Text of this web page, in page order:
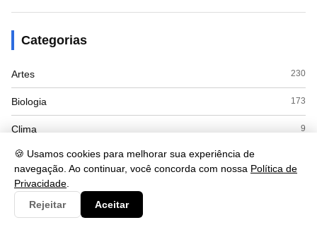
🍪 Usamos cookies para melhorar sua experiência de
navegação. Ao continuar, você concorda com nossa Política de
Privacidade
Rejeitar
Aceitar
Categorias
Artes 230
Biologia 173
Clima 9
Cultura
Economia
Educacao